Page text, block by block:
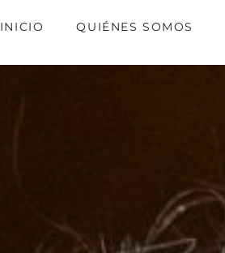
INICIO QUIÉNES SOMOS